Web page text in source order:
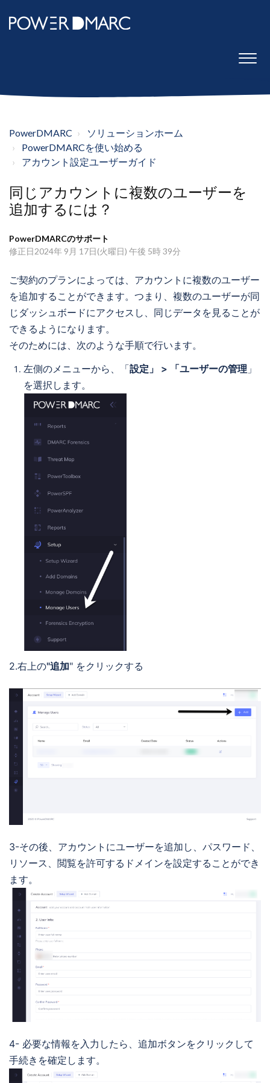
PowerDMARC
ソリューションホーム
PowerDMARCを使い始める
アカウント設定ユーザーガイド
同じアカウントに複数のユーザーを
追加するには？
PowerDMARCのサポート
修正日2024年 9月 17日(火曜日) 午後 5時 39分
ご契約のプランによっては、アカウントに複数のユーザー
を追加することができます。つまり、複数のユーザーが同
じダッシュボードにアクセスし、同じデータを見ることが
できるようになります。
そのためには、次のような手順で行います。
左側のメニューから、「設定」 > 「ユーザーの管理 」
を選択します。
2.右上の"追加" をクリックする
3-その後、アカウントにユーザーを追加し、パスワード、
リソース、閲覧を許可するドメインを設定することができ
ます。
4- 必要な情報を入力したら、追加ボタンをクリックして
手続きを確定します。